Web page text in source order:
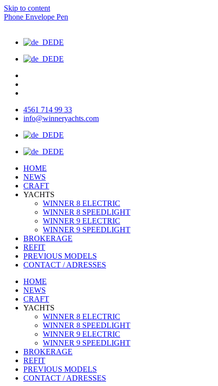
Skip to content
Phone Envelope Pen
DE
DE
4561 714 99 33
info@winneryachts.com
DE
DE
HOME
NEWS
CRAFT
YACHTS
WINNER 8 ELECTRIC
WINNER 8 SPEEDLIGHT
WINNER 9 ELECTRIC
WINNER 9 SPEEDLIGHT
BROKERAGE
REFIT
PREVIOUS MODELS
CONTACT / ADRESSES
HOME
NEWS
CRAFT
YACHTS
WINNER 8 ELECTRIC
WINNER 8 SPEEDLIGHT
WINNER 9 ELECTRIC
WINNER 9 SPEEDLIGHT
BROKERAGE
REFIT
PREVIOUS MODELS
CONTACT / ADRESSES